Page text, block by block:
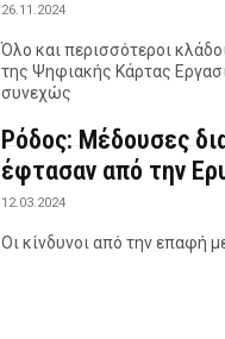
26.11.2024
Όλο και περισσότεροι
της Ψηφιακής Κάρτας
συνεχώς
Ρόδος: Μέδουσες
έφτασαν από την
12.03.2024
Οι κίνδυνοι από την επαφή